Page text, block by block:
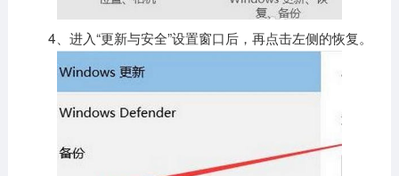
4、进入“更新与安全”设置窗口后，再点击左侧的恢复。